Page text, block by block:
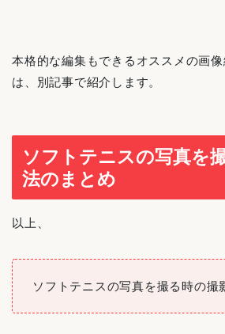
本格的な編集もできるオススメの画
は、別記事で紹介します。
ソフトテニスの写真を
法のまとめ
以上、
ソフトテニスの写真を撮る時の撮